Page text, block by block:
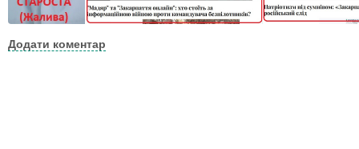
Додати коментар